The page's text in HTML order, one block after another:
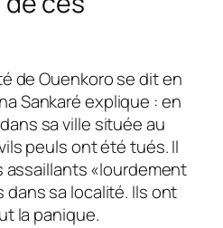
de Ouenkoro se dit en
Sankaré explique : en
sa ville située au
peuls ont été tués. Il
assaillants «lourdement
dans sa localité. Ils ont
la panique.